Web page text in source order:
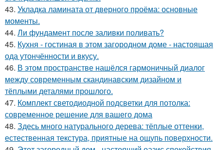
43. Укладка ламината от дверного проёма: основные
моменты.
44. Ли фундамент после заливки поливать?
45. Кухня - гостиная в этом загородном доме - настоящая
ода утончённости и вкусу.
46. В этом пространстве нашёлся гармоничный диалог
между современным скандинавским дизайном и
тёплыми деталями прошлого.
47. Комплект светодиодной подсветки для потолка:
современное решение для вашего дома
48. Здесь много натурального дерева: тёплые оттенки,
естественная текстура, приятные на ощупь поверхности.